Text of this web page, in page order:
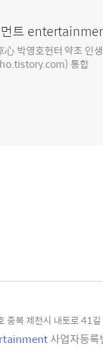
먼트
心 박영호헌터 약초
통합
충북 제천시 내토로 41
사업자등